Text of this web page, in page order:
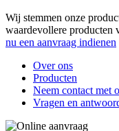
Wij stemmen onze
waardevollere producten
nu een aanvraag indienen
Over ons
Producten
Neem contact met
Vragen en